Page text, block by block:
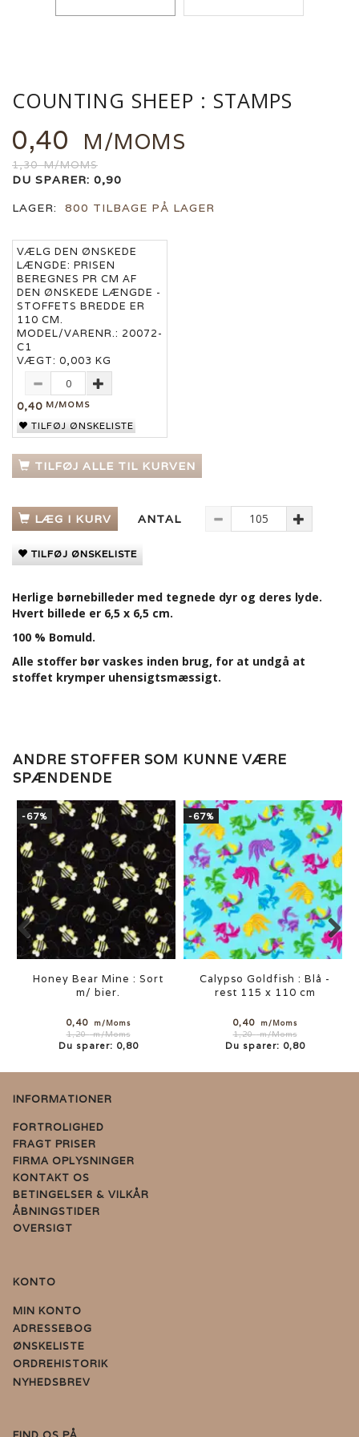
COUNTING SHEEP : STAMPS
0,40 M/MOMS
1,30M/MOMS
DU SPARER: 0,90
LAGER:
800 TILBAGE PÅ LAGER
VÆLG DEN ØNSKEDE
LÆNGDE: PRISEN
BEREGNES PR CM AF
DEN ØNSKEDE LÆNGDE -
STOFFETS BREDDE ER
110 CM.
MODEL/VARENR.: 20072-
C1
VÆGT: 0,003 KG
0,40 M/MOMS
TILFØJ ØNSKELISTE
TILFØJ ALLE TIL KURVEN
LÆG I KURV ANTAL
TILFØJ ØNSKELISTE
Herlige børnebilleder med tegnede dyr og deres lyde.
Hvert billede er 6,5 x 6,5 cm.
100 % Bomuld.
Alle stoffer bør vaskes inden brug, for at undgå at
stoffet krymper uhensigtsmæssigt.
ANDRE STOFFER SOM KUNNE VÆRE
SPÆNDENDE
-67%
Honey Bear Mine : Sort
m/ bier.
0,40 m/Moms
1,20m/Moms
Du sparer: 0,80
-67%
Calypso Goldfish : Blå -
rest 115 x 110 cm
0,40 m/Moms
1,20m/Moms
Du sparer: 0,80
INFORMATIONER
FORTROLIGHED
FRAGT PRISER
FIRMA OPLYSNINGER
KONTAKT OS
BETINGELSER & VILKÅR
ÅBNINGSTIDER
OVERSIGT
KONTO
MIN KONTO
ADRESSEBOG
ØNSKELISTE
ORDREHISTORIK
NYHEDSBREV